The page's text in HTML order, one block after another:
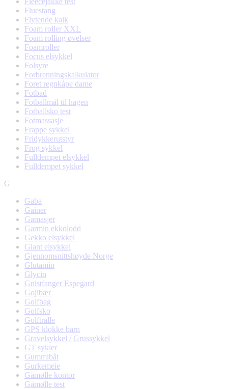
Fluestang
Flytende kalk
Foam roller XXL
Foam rolling øvelser
Foamroller
Focus elsykkel
Folsyre
Forbrenningskalkulator
Foret regnkåpe dame
Fotbad
Fotballmål til hagen
Fotballsko test
Fotmassasje
Frappe sykkel
Fridykkerutstyr
Frog sykkel
Fulldempet elsykkel
Fulldempet sykkel
G
Gaba
Gainer
Gamasjer
Garmin ekkolodd
Gekko elsykkel
Giant elsykkel
Gjennomsnittshøyde Norge
Glutamin
Glycin
Gnistfanger Espegard
Gojibær
Golfbag
Golfsko
Golftralle
GPS klokke barn
Gravelsykkel / Grussykkel
GT sykler
Gummibåt
Gurkemeie
Gåmølle kontor
Gåmølle test